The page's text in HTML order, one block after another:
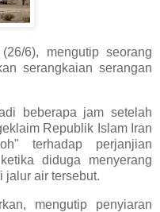
6), mengutip seorang
serangkaian serangan
beberapa jam setelah
Republik Islam Iran
terhadap perjanjian
diduga menyerang
jalur air tersebut.
mengutip penyiaran